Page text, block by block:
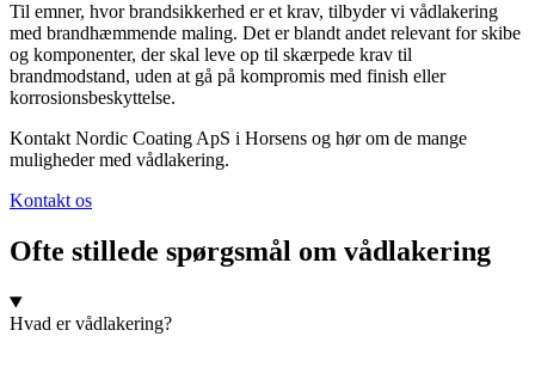
Til emner, hvor brandsikkerhed er et krav, tilbyder vi vådlakering
med brandhæmmende maling. Det er blandt andet relevant for skibe
og komponenter, der skal leve op til skærpede krav til
brandmodstand, uden at gå på kompromis med finish eller
korrosionsbeskyttelse.
Kontakt Nordic Coating ApS i Horsens og hør om de mange
muligheder med vådlakering.
Kontakt os
Ofte stillede spørgsmål om vådlakering
Hvad er vådlakering?